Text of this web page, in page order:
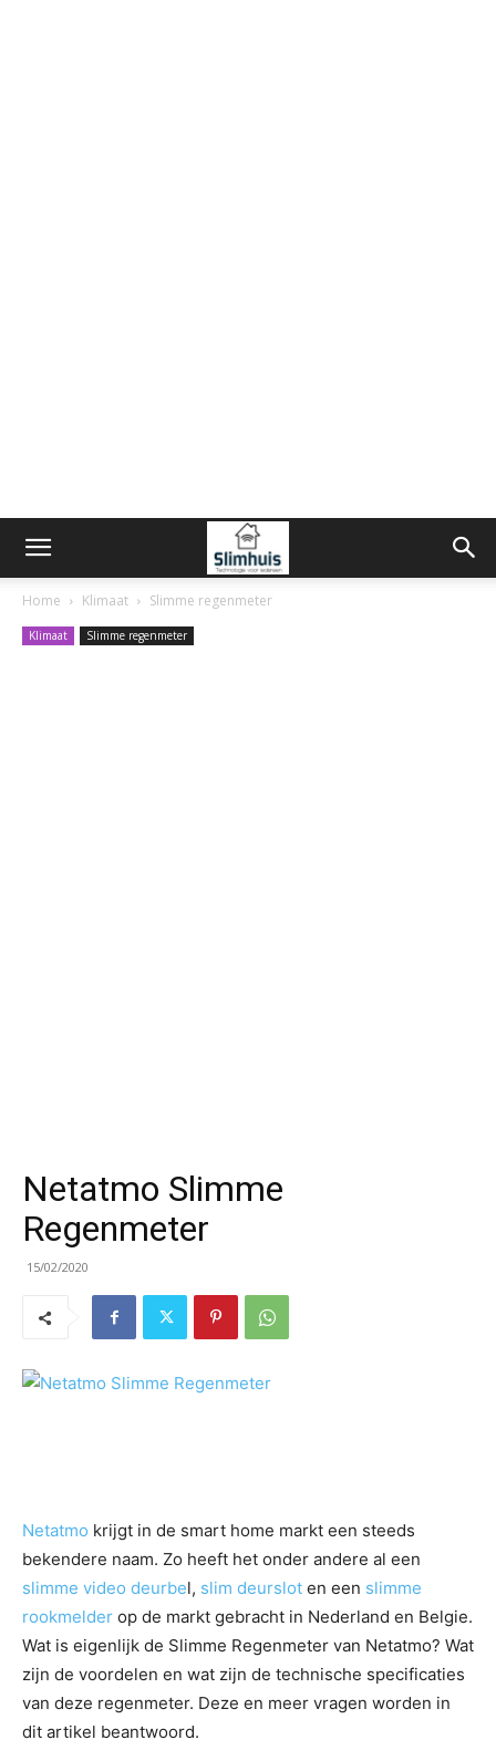
Home Klimaat Slimme regenmeter
Klimaat Slimme regenmeter
Netatmo Slimme
Regenmeter
15/02/2020
Netatmo krijgt in de smart home markt een steeds
bekendere naam. Zo heeft het onder andere al een
slimme video deurbel, slim deurslot en een slimme
rookmelder op de markt gebracht in Nederland en Belgie.
Wat is eigenlijk de Slimme Regenmeter van Netatmo? Wat
zijn de voordelen en wat zijn de technische specificaties
van deze regenmeter. Deze en meer vragen worden in
dit artikel beantwoord.